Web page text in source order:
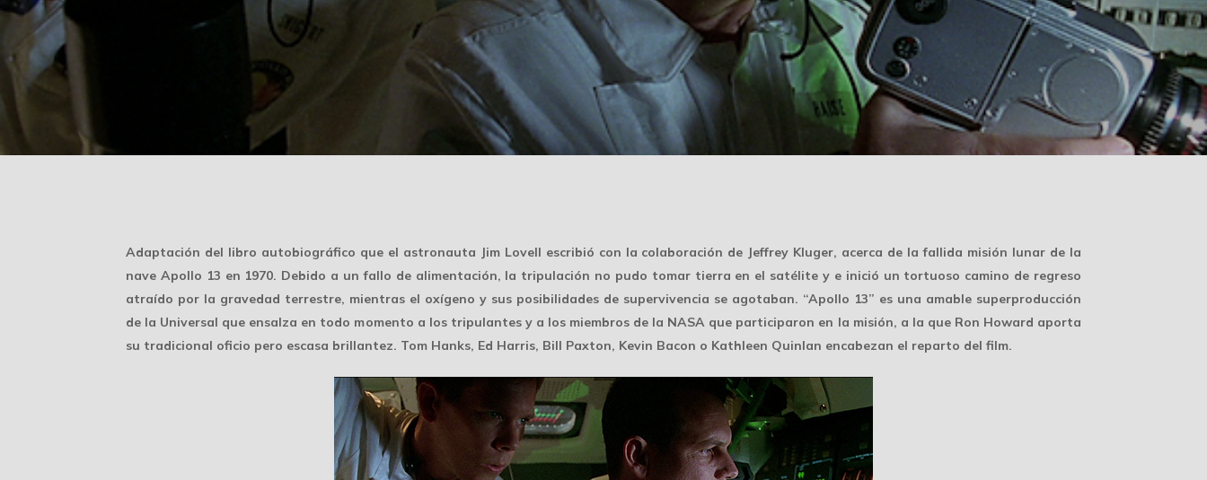
Adaptación del libro autobiográfico que el astronauta Jim Lovell escribió con la colaboración de Jeffrey Kluger, acerca de la fallida misión lunar de la
nave Apollo 13 en 1970. Debido a un fallo de alimentación, la tripulación no pudo tomar tierra en el satélite y e inició un tortuoso camino de regreso
atraído por la gravedad terrestre, mientras el oxígeno y sus posibilidades de supervivencia se agotaban. “Apollo 13” es una amable superproducción
de la Universal que ensalza en todo momento a los tripulantes y a los miembros de la NASA que participaron en la misión, a la que Ron Howard aporta
su tradicional oficio pero escasa brillantez. Tom Hanks, Ed Harris, Bill Paxton, Kevin Bacon o Kathleen Quinlan encabezan el reparto del film.